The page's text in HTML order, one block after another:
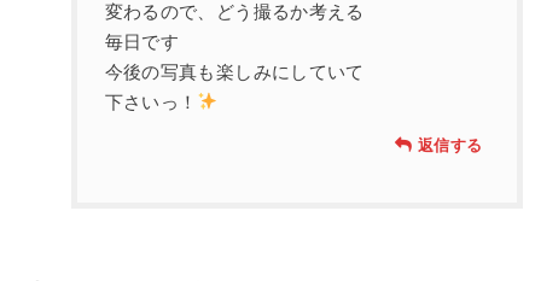
変わるので、どう撮るか考える
毎日です
今後の写真も楽しみにしていて
下さいっ！
返信する